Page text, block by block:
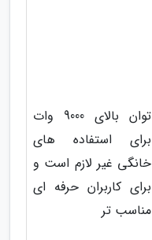
توان بالای 9000 وات
برای استفاده های
خانگی غیر لازم است و
برای کاربران حرفه ای
مناسب تر